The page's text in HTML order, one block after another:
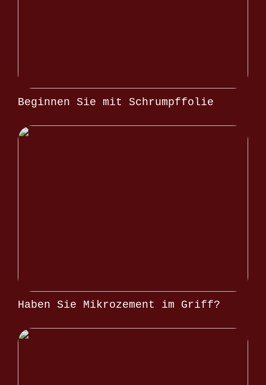
Beginnen Sie mit Schrumpffolie
Haben Sie Mikrozement im Griff?